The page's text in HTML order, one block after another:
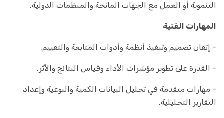
التنموية أو العمل مع الجهات المانحة والمنظمات الدولية.
المهارات الفنية
- إتقان تصميم وتنفيذ أنظمة وأدوات المتابعة والتقييم.
- القدرة على تطوير مؤشرات الأداء وقياس النتائج والأثر.
- مهارات متقدمة في تحليل البيانات الكمية والنوعية وإعداد
التقارير التحليلية.